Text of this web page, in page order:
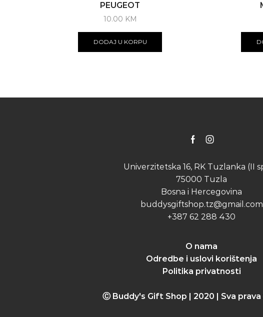
PEUGEOT
10.00 KM
DODAJ U KORPU
FacebookInstagram
Univerzitetska 16, RK Tuzlanka (II
75000 Tuzla
Bosna i Hercegovina
buddysgiftshop.tz@gmail.com
+387 62 288 430
O nama
Odredbe i uslovi korištenja
Politika privatnosti
Ⓒ Buddy's Gift Shop | 2020 | Sva prava